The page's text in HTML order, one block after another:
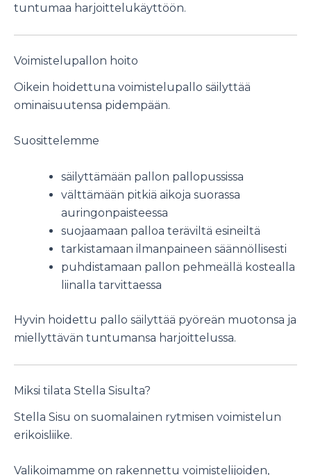
tuntumaa harjoittelukäyttöön.
Voimistelupallon hoito
Oikein hoidettuna voimistelupallo säilyttää
ominaisuutensa pidempään.
Suosittelemme
säilyttämään pallon pallopussissa
välttämään pitkiä aikoja suorassa
auringonpaisteessa
suojaamaan palloa teräviltä esineiltä
tarkistamaan ilmanpaineen säännöllisesti
puhdistamaan pallon pehmeällä kostealla
liinalla tarvittaessa
Hyvin hoidettu pallo säilyttää pyöreän muotonsa ja
miellyttävän tuntumansa harjoittelussa.
Miksi tilata Stella Sisulta?
Stella Sisu on suomalainen rytmisen voimistelun
erikoisliike.
Valikoimamme on rakennettu voimistelijoiden,